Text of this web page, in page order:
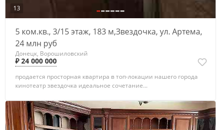
13
5 ком.кв., 3/15 этаж, 183 м,Звездочка, ул. Артема,
24 млн руб
Донецк, Ворошиловский
₽ 24 000 000
продается просторная квартира в топ-локации нашего города
кинотеатр звездочка идеальное сочетание...